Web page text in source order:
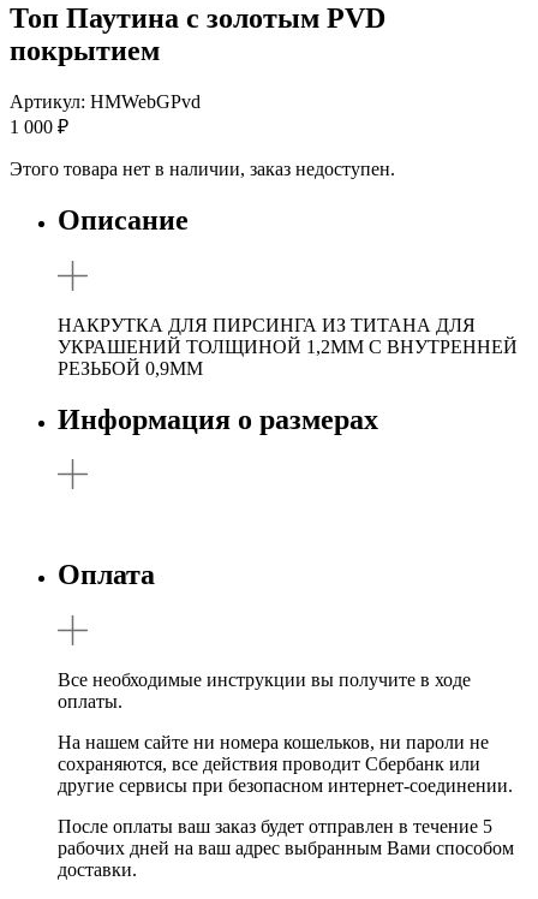
Топ Паутина с золотым PVD
покрытием
Артикул: HMWebGPvd
1 000 ₽
Этого товара нет в наличии, заказ недоступен.
Описание
НАКРУТКА ДЛЯ ПИРСИНГА ИЗ ТИТАНА ДЛЯ
УКРАШЕНИЙ ТОЛЩИНОЙ 1,2ММ С ВНУТРЕННЕЙ
РЕЗЬБОЙ 0,9ММ
Информация о размерах
Оплата
Все необходимые инструкции вы получите в ходе
оплаты.
На нашем сайте ни номера кошельков, ни пароли не
сохраняются, все действия проводит Сбербанк или
другие сервисы при безопасном интернет-соединении.
После оплаты ваш заказ будет отправлен в течение 5
рабочих дней на ваш адрес выбранным Вами способом
доставки.